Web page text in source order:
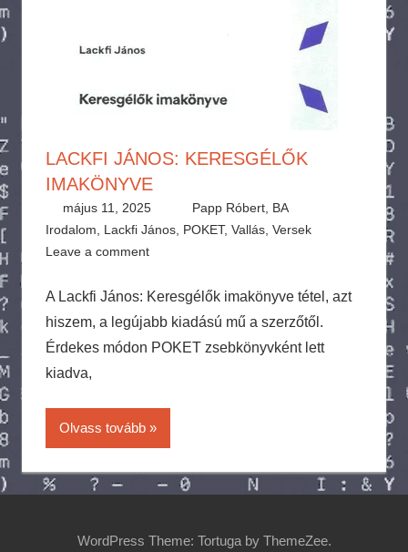
LACKFI JÁNOS: KERESGÉLŐK
IMAKÖNYVE
május 11, 2025
Papp Róbert, BA
Irodalom, Lackfi János, POKET, Vallás, Versek
Leave a comment
A Lackfi János: Keresgélők imakönyve tétel, azt
hiszem, a legújabb kiadású mű a szerzőtől.
Érdekes módon POKET zsebkönyvként lett
kiadva,
Olvass tovább
WordPress Theme: Tortuga by ThemeZee.